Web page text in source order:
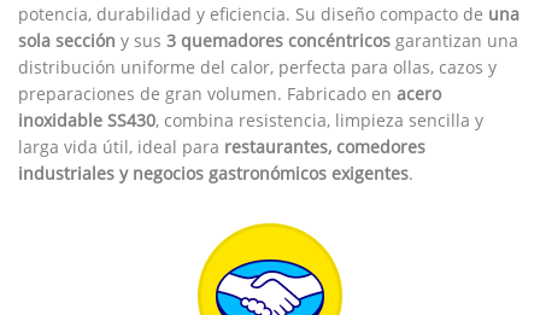
potencia, durabilidad y eficiencia. Su diseño compacto de una
sola sección y sus 3 quemadores concéntricos garantizan una
distribución uniforme del calor, perfecta para ollas, cazos y
preparaciones de gran volumen. Fabricado en acero
inoxidable SS430, combina resistencia, limpieza sencilla y
larga vida útil, ideal para restaurantes, comedores
industriales y negocios gastronómicos exigentes.